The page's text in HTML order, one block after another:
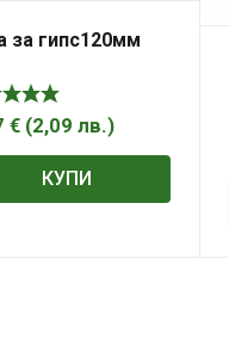
за гипс120мм
€ (2,09 лв.)
КУПИ